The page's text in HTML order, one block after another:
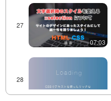
07:03
29:06